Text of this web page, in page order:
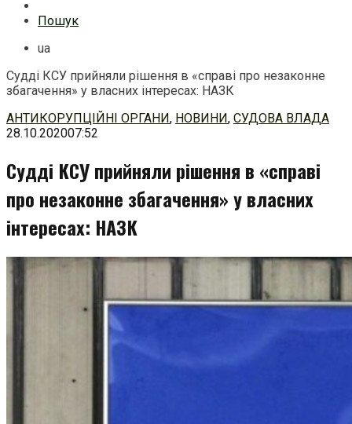
Пошук
ua
Судді КСУ прийняли рішення в «справі про незаконне
збагачення» у власних інтересах: НАЗК
Перейти
до
АНТИКОРУПЦІЙНІ ОРГАНИ, НОВИНИ, СУДОВА ВЛАДА
28.10.202007:52
Судді КСУ прийняли рішення в «справі
про незаконне збагачення» у власних
інтересах: НАЗК